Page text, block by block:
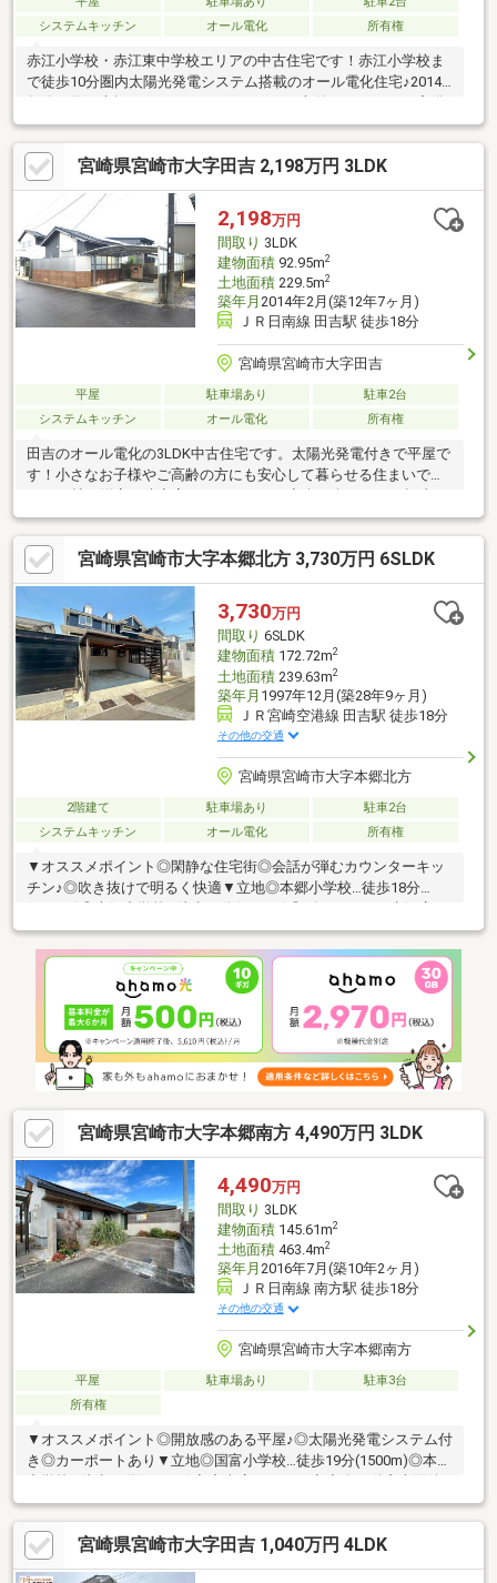
システムキッチン
オール電化 所有権
赤江小学校・赤江東中学校エリアの中古住宅です！赤江小学校ま
で徒歩10分圏内太陽光発電システム搭載のオール電化住宅♪2014
しており子育て世帯も安心の収納力です(^^♪駐車場2台(車種によ
る)カーポート完備！南庭も完備！家庭菜園、休日にはBBQやお子
様プール等楽しめそうです♪ウッドデッキは屋根付きですので突然
の雨から洗濯物を守ります！倉庫も完備しております！
宮崎県宮崎市大字田吉 2,198万円 3LDK
2,198万円
間取り 3LDK
建物面積92.95m2
土地面積229.5m2
築年月 2014年2月(築12年7ヶ月)
ＪＲ日南線 田吉駅 徒歩18分
宮崎県宮崎市大字田吉
平屋 駐車場あり
駐車2台
システムキッチン
オール電化 所有権
田吉のオール電化の3LDK中古住宅です。太陽光発電付きで平屋で
す！小さなお子様やご高齢の方にも安心して暮らせる住まいで
部屋として多機能にご使用できます。敷地はすべて高いフェンス
で囲ってますので防犯にもなりますしペットが自由に遊べます。
駐車場も並列2台カーポート完備！赤江小徒歩6分、フーデリ―赤
江店徒歩5分と便利な住環境です。
宮崎県宮崎市大字本郷北方 3,730万円 6SLDK
3,730万円
間取り 6SLDK
建物面積172.72m2
土地面積239.63m2
築年月 1997年12月(築28年9ヶ月)
ＪＲ宮崎空港線 田吉駅 徒歩18分
その他の交通
宮崎県宮崎市大字本郷北方
2階建て 駐車場あり
駐車2台
システムキッチン
オール電化 所有権
▼オススメポイント◎閑静な住宅街◎会話が弾むカウンターキッ
チン♪◎吹き抜けで明るく快適▼立地◎本郷小学校…徒歩18分
徒歩6分(400m)◎ドラッグストアコスモス 恒久店…徒歩8分
(600m)◆◇当店について◇◆〇不動産売買仲介専門FCで店舗数
第１位のハウスドゥ加盟店です安心してご相談ください■弊社サ
ービスご案内〇資金計画の無料相談〇ハウスメーカー・工務店の
ご紹介〇オプション、リフォーム、太陽光発電のお見積もりから
施工まで〇保険の加入や引越しの段取り
宮崎県宮崎市大字本郷南方 4,490万円 3LDK
4,490万円
間取り 3LDK
建物面積145.61m2
土地面積463.4m2
築年月 2016年7月(築10年2ヶ月)
ＪＲ日南線 南方駅 徒歩18分
その他の交通
宮崎県宮崎市大字本郷南方
平屋 駐車場あり
駐車3台
所有権
▼オススメポイント◎開放感のある平屋♪◎太陽光発電システム付
き◎カーポートあり▼立地◎国富小学校…徒歩19分(1500m)◎本郷
介専門FCで店舗数第１位のハウスドゥ加盟店です安心してご相談
ください■弊社サービスご案内〇資金計画の無料相談〇ハウスメ
ーカー・工務店のご紹介〇オプション、リフォーム、太陽光発電
のお見積もりから施工まで〇保険の加入や引越しの段取り
宮崎県宮崎市大字田吉 1,040万円 4LDK